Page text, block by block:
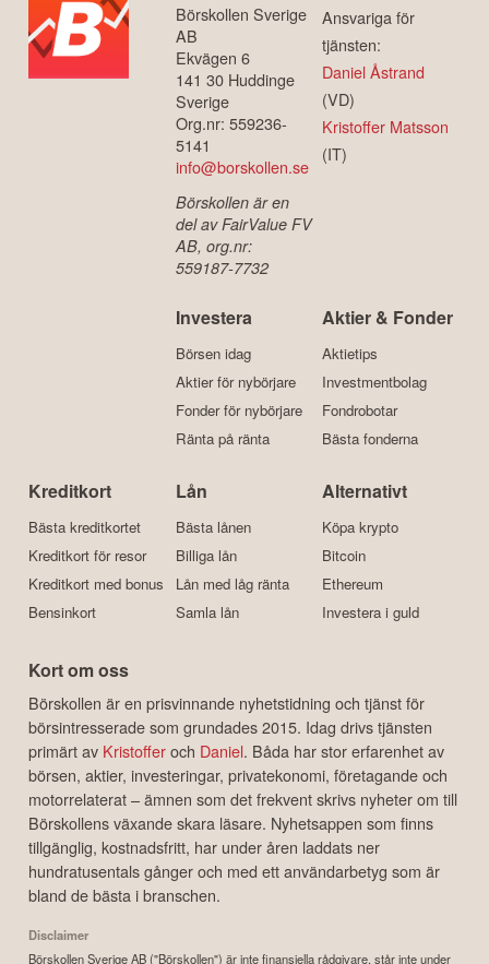
Börskollen Sverige
AB
Ekvägen 6
141 30 Huddinge
Sverige
Org.nr: 559236-
5141
info@borskollen.se
Börskollen är en
del av FairValue FV
AB, org.nr:
559187-7732
Ansvariga för
tjänsten:
Daniel Åstrand
(VD)
Kristoffer Matsson
(IT)
Investera
Börsen idag
Aktier för nybörjare
Fonder för nybörjare
Ränta på ränta
Aktier & Fonder
Aktietips
Investmentbolag
Fondrobotar
Bästa fonderna
Kreditkort
Bästa kreditkortet
Kreditkort för resor
Kreditkort med bonus
Bensinkort
Lån
Bästa lånen
Billiga lån
Lån med låg ränta
Samla lån
Alternativt
Köpa krypto
Bitcoin
Ethereum
Investera i guld
Kort om oss
Börskollen är en prisvinnande nyhetstidning och tjänst för
börsintresserade som grundades 2015. Idag drivs tjänsten
primärt av Kristofferoch Daniel. Båda har stor erfarenhet av
börsen, aktier, investeringar, privatekonomi, företagande och
motorrelaterat – ämnen som det frekvent skrivs nyheter om till
Börskollens växande skara läsare. Nyhetsappen som finns
tillgänglig, kostnadsfritt, har under åren laddats ner
hundratusentals gånger och med ett användarbetyg som är
bland de bästa i branschen.
Disclaimer
Börskollen Sverige AB ("Börskollen") är inte finansiella rådgivare, står inte under